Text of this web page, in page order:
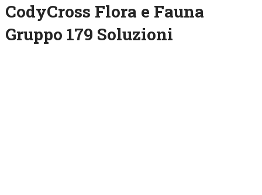
CodyCross Flora e Fauna
Gruppo 179 Soluzioni